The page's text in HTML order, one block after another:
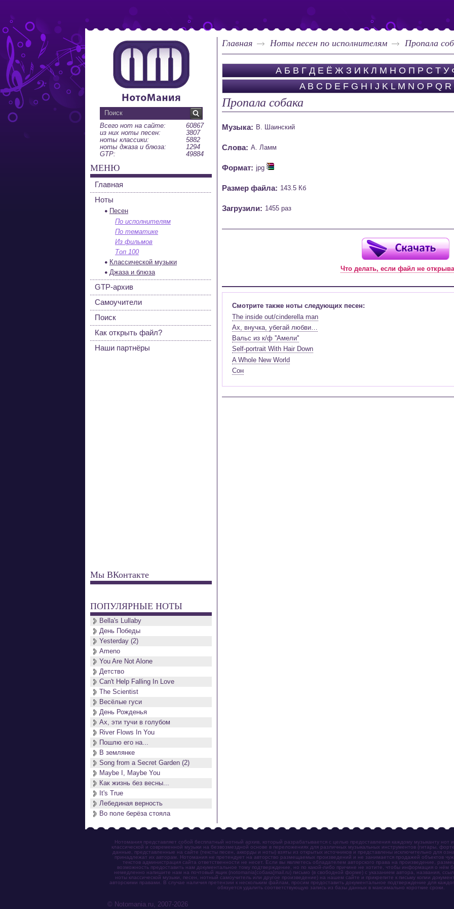
Главная Ноты песен по исполнителям Пропала
А Б В Г Д Е Ё Ж З И К Л М Н О П Р С Т У
A B C D E F G H I J K L M N O P Q R
Пропала собака
Музыка: В. Шаинский
Слова: А. Ламм
Формат: jpg
Размер файла: 143.5 Кб
Загрузили: 1455 раз
Что делать, если файл не
Смотрите также ноты следующих песен:
The inside out/cinderella man
Ах, внучка, убегай любви…
Вальс из к/ф ''Амели''
Self-portrait With Hair Down
A Whole New World
Сон
Всего нот на сайте:
60867
из них ноты песен:
3807
ноты классики:
5882
ноты джаза и блюза:
1294
GTP:
49884
МЕНЮ
Главная
Ноты
Песен
По исполнителям
По тематике
Из фильмов
Топ 100
Классической музыки
Джаза и блюза
GTP-архив
Самоучители
Поиск
Как открыть файл?
Наши партнёры
Мы ВКонтакте
ПОПУЛЯРНЫЕ НОТЫ
Bella's Lullaby
День Победы
Yesterday (2)
Ameno
You Are Not Alone
Детство
Can't Help Falling In Love
The Scientist
Весёлые гуси
День Рожденья
Ах, эти тучи в голубом
River Flows In You
Пошлю его на...
В землянке
Song from a Secret Garden (2)
Maybe I, Maybe You
Как жизнь без весны...
It's True
Лебединая верность
Во поле берёза стояла
Нотомания представляет собой бесплатный нотный архив, который разрабатывается с целью предоставления каждому музыканту нот
классической и современной музыки на безвозмездной основе в переложениях для различных музыкальных инструментов (гитары,
данные, представленные на сайте (тексты песен, аккорды и ноты) взяты из открытых источников и представлены исключительно для
принадлежат их авторам. Нотомания не претендует на авторство размещаемых произведений и не занимается продажей объектов
текстов администрация сайта ответственности не несет. Если вы являетесь обладателем авторского права на произведение,
возможность предоставить нам документальное тому подтверждение, но по какой-либо причине не хотите, чтобы информация о нём
немедленно напишите нам на почтовый ящик (notomania[собака]mail.ru) письмо (в свободной форме) с указанием автора, названия,
ноты классической музыки, песен, нотный самоучитель или другое произведение) на нашем сайте и прикрепите к письму копии
авторскими правами. В случае наличия претензии к нескольким файлам, просим предоставить документальное подтверждение для
обязуется удалить соответствующую запись из базы данных в максимально короткие сроки.
© Notomania.ru, 2007-2026